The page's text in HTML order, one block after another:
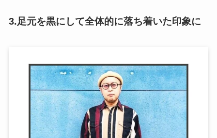
3.足元を黒にして全体的に落ち着いた印象に